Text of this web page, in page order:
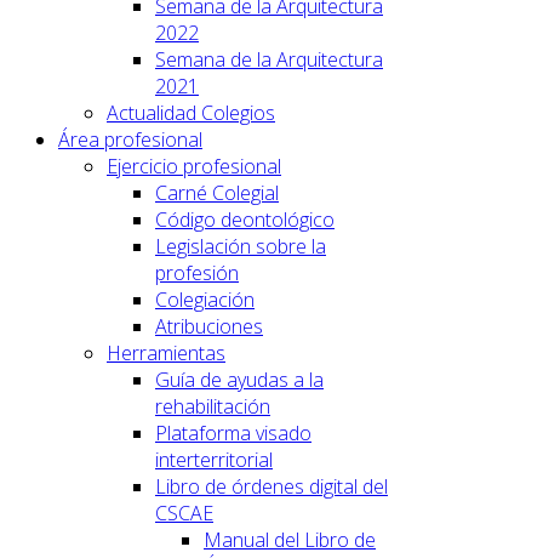
Semana de la Arquitectura
2022
Semana de la Arquitectura
2021
Actualidad Colegios
Área profesional
Ejercicio profesional
Carné Colegial
Código deontológico
Legislación sobre la
profesión
Colegiación
Atribuciones
Herramientas
Guía de ayudas a la
rehabilitación
Plataforma visado
interterritorial
Libro de órdenes digital del
CSCAE
Manual del Libro de